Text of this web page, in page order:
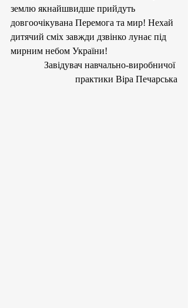
землю якнайшвидше прийдуть
довгоочікувана Перемога та мир! Нехай
дитячий сміх завжди дзвінко лунає під
мирним небом України!
Завідувач навчально-виробничої
практики Віра Печарська